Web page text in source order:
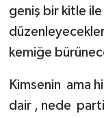
geniş bir kitle
kemiğe
Kimsenin ama
dair , nede